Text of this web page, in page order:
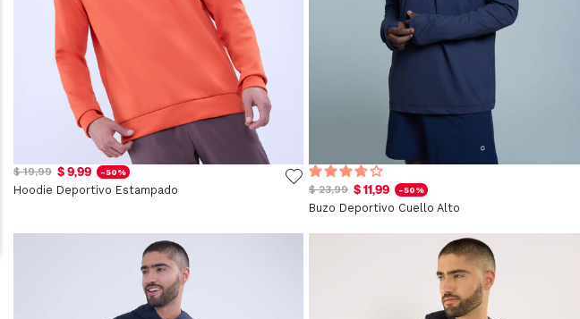
$ 19,99 $ 9,99 -50%
Hoodie Deportivo Estampado $ 23,99 $ 11,99 -50%
Buzo Deportivo Cuello Alto